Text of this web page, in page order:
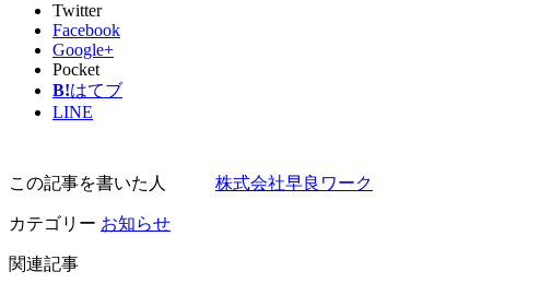
Twitter
Facebook
Google+
Pocket
B!はてブ
LINE
この記事を書いた人 株式会社早良ワーク
カテゴリー お知らせ
関連記事